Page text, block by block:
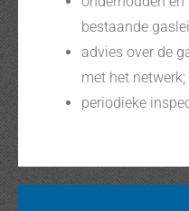
bestaande
advies over de
met het netwerk;
periodieke